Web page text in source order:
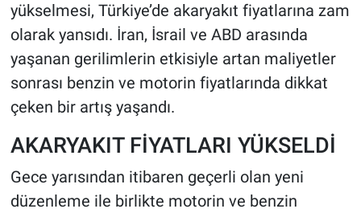
yükselmesi, Türkiye’de akaryakıt fiyatlarına zam
olarak yansıdı. İran, İsrail ve ABD arasında
yaşanan gerilimlerin etkisiyle artan maliyetler
sonrası benzin ve motorin fiyatlarında dikkat
çeken bir artış yaşandı.
AKARYAKIT FİYATLARI YÜKSELDİ
Gece yarısından itibaren geçerli olan yeni
düzenleme ile birlikte motorin ve benzin
ÇEVRE
HABERDE İNSAN
POLİTİKA
SPOR
MAGAZİN